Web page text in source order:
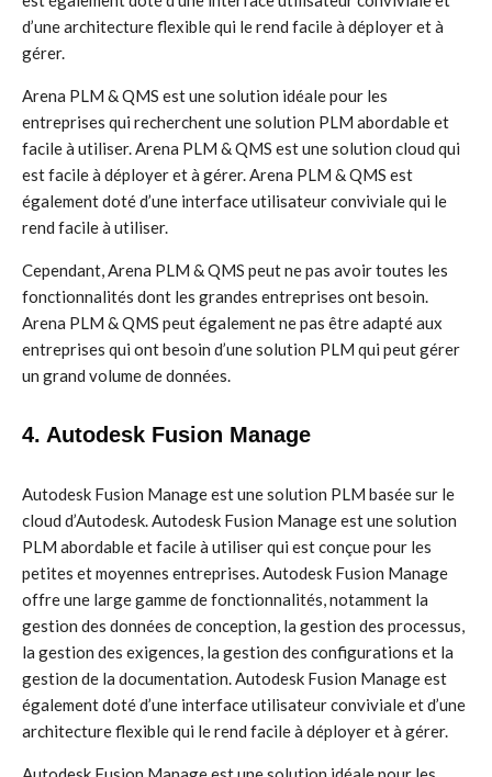
d’une architecture flexible qui le rend facile à déployer et à
gérer.
Arena PLM & QMS est une solution idéale pour les
entreprises qui recherchent une solution PLM abordable et
facile à utiliser. Arena PLM & QMS est une solution cloud qui
est facile à déployer et à gérer. Arena PLM & QMS est
également doté d’une interface utilisateur conviviale qui le
rend facile à utiliser.
Cependant, Arena PLM & QMS peut ne pas avoir toutes les
fonctionnalités dont les grandes entreprises ont besoin.
Arena PLM & QMS peut également ne pas être adapté aux
entreprises qui ont besoin d’une solution PLM qui peut gérer
un grand volume de données.
4. Autodesk Fusion Manage
Autodesk Fusion Manage est une solution PLM basée sur le
cloud d’Autodesk. Autodesk Fusion Manage est une solution
PLM abordable et facile à utiliser qui est conçue pour les
petites et moyennes entreprises. Autodesk Fusion Manage
offre une large gamme de fonctionnalités, notamment la
gestion des données de conception, la gestion des processus,
la gestion des exigences, la gestion des configurations et la
gestion de la documentation. Autodesk Fusion Manage est
également doté d’une interface utilisateur conviviale et d’une
architecture flexible qui le rend facile à déployer et à gérer.